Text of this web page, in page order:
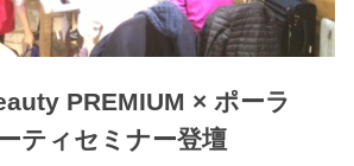
PREMIUM × ポーラ
ティセミナー登壇